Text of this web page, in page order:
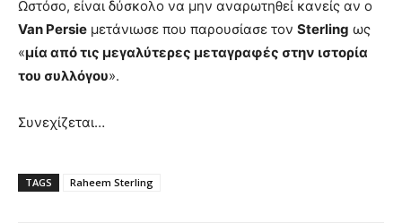
Ωστόσο, είναι δύσκολο να μην αναρωτηθεί κανείς αν ο
Van Persie μετάνιωσε που παρουσίασε τον Sterling ως
«μία από τις μεγαλύτερες μεταγραφές στην ιστορία
του συλλόγου».
Συνεχίζεται…
TAGS Raheem Sterling